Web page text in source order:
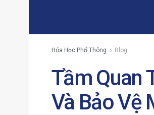
Hóa Học Phổ Thông Blog
Tầm Quan
Và Bảo Vệ